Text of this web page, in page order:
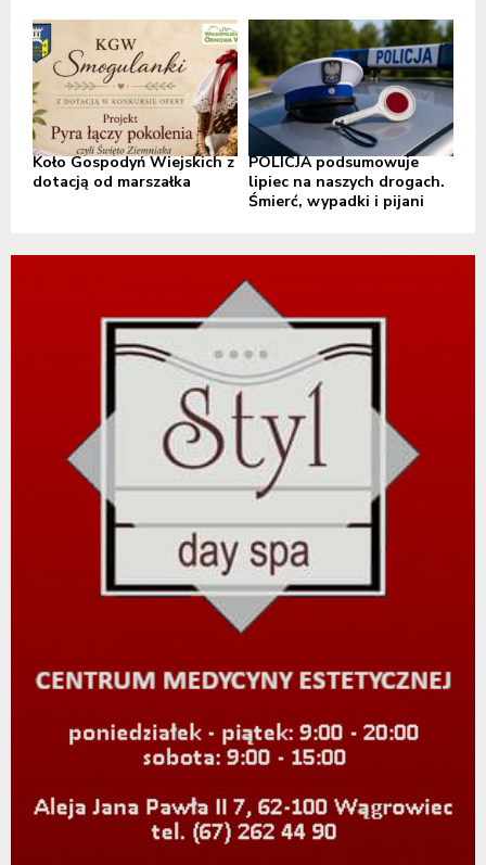
Koło Gospodyń Wiejskich z
dotacją od marszałka
POLICJA podsumowuje
lipiec na naszych drogach.
Śmierć, wypadki i pijani